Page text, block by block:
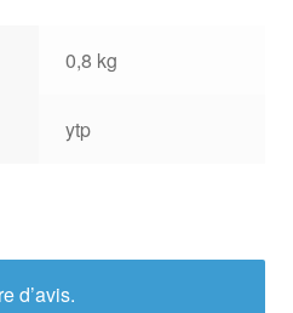
0,8 kg
ytp
d’avis.